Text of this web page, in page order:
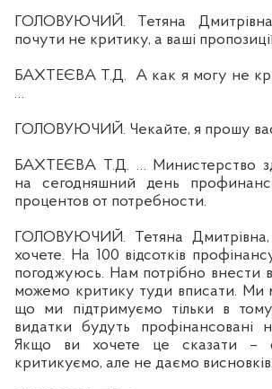
ГОЛОВУЮЧИЙ. Тетяна
почути не критику, а ваші
БАХТЕЄ ВА Т.Д. А как я могу не
…
ГОЛОВУЮЧИЙ. Чекайте, я прошу
БАХТЕЄ ВА Т.Д. … Министерство
на сегодняшний день
процентов от потребности.
ГОЛОВУЮЧИЙ. Тетяна
хочете. На 100 відсотків проф
погоджуюсь. Нам потрібно внести в
можемо критику туди вписати. Ми
що ми підтримуємо тільки в
видатки будуть профінансовані
Якщо ви хочете це сказати –
критикуємо, але не даємо висновків.